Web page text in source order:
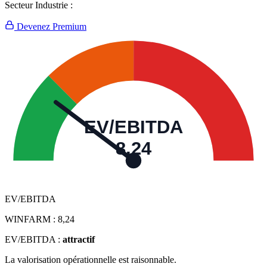
Secteur Industrie :
Devenez Premium
EV/EBITDA
8,24
EV/EBITDA
WINFARM : 8,24
EV/EBITDA : attractif
La valorisation opérationnelle est raisonnable.